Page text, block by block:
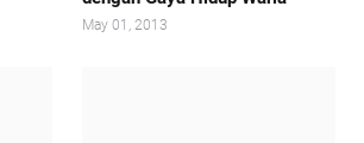
May 01, 2013